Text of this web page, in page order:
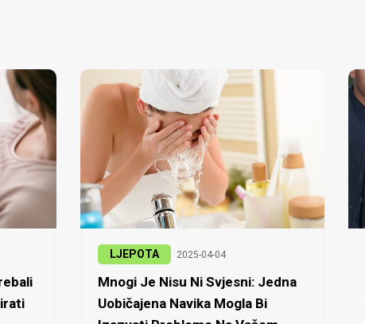
LJEPOTA 2025-04-04
Mnogi Je Nisu Ni Svjesni: Jedna
Uobičajena Navika Mogla Bi